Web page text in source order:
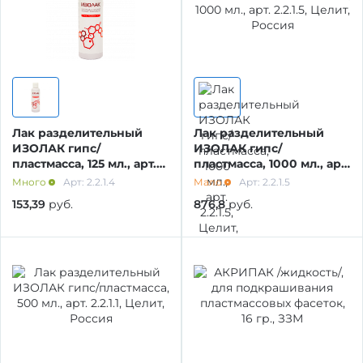
ПОЛИРОВКА, ШЛИФОВКА КОМПОЗИТОВ Б/
ИНСТРУМЕНТ ТЕРАПИЯ, ОРТОПЕДИЯ,
ХИРУРГИЯ
ИНСТРУМЕНТ ОДНОРАЗОВЫЙ /С/
ИНСТРУМЕНТ ОДНОРАЗОВЫЙ
ВРАЩАЮЩИЙСЯ ИНСТРУМЕНТ /БОРЫ,
ФРЕЗЫ, ФИНИРЫ, ДИСК/
КЕРАМИЧЕСКИЕ МАССЫ И
ИНСТРУМЕНТЫ ДЛЯ ТЕХНИКА
ЗУБЫ ИСКУССТВЕННЫЕ
ДОПОЛНИТЕЛЬНЫЕ МАТЕРИАЛЫ
ВОСКА
Лак разделительный
ИЗОЛАК гипс/
пластмасса, 125 мл., арт.
2.2.1.4, Целит, Россия
Много Арт: 2.2.1.4
153,39 руб.
Лак разделительный
ИЗОЛАК гипс/
пластмасса, 1000 мл., арт.
2.2.1.5, Целит, Россия
Мало Арт: 2.2.1.5
876,8руб.